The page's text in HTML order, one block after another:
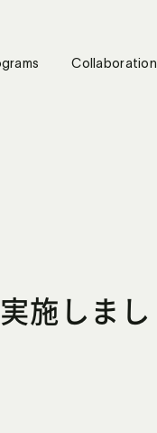
Collaboration
施しまし